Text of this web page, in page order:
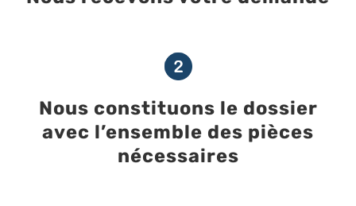
Nous constituons le dossier
avec l’ensemble des pièces
nécessaires